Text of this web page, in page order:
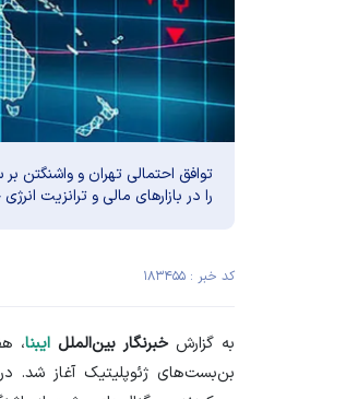
توافق احتمالی تهران و واشنگتن
را در بازارهای مالی و ترانزیت
کد خبر : ۱۸۳۴۵۵
به گزارش خبرنگار بین‌الملل ایبنا،
بن‌بست‌های ژئوپلیتیک آغاز شد.